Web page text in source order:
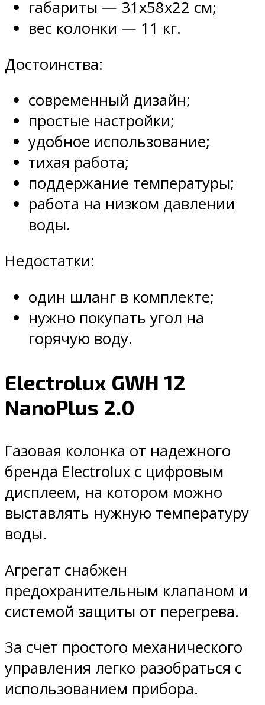
габариты — 31х58х22 см;
вес колонки — 11 кг.
Достоинства:
современный дизайн;
простые настройки;
удобное использование;
тихая работа;
поддержание температуры;
работа на низком давлении
воды.
Недостатки:
один шланг в комплекте;
нужно покупать угол на
горячую воду.
Electrolux GWH 12
NanoPlus 2.0
Газовая колонка от надежного
бренда Electrolux с цифровым
дисплеем, на котором можно
выставлять нужную температуру
воды.
Агрегат снабжен
предохранительным клапаном и
системой защиты от перегрева.
За счет простого механического
управления легко разобраться с
использованием прибора.